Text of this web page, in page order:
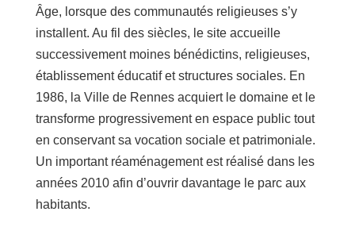
Âge, lorsque des communautés religieuses s’y
installent. Au fil des siècles, le site accueille
successivement moines bénédictins, religieuses,
établissement éducatif et structures sociales. En
1986, la Ville de Rennes acquiert le domaine et le
transforme progressivement en espace public tout
en conservant sa vocation sociale et patrimoniale.
Un important réaménagement est réalisé dans les
années 2010 afin d’ouvrir davantage le parc aux
habitants.